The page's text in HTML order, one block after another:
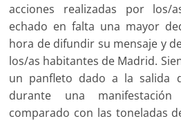
acciones realizadas por los/
echado en falta una mayor
hora de difundir su mensaje y
los/as habitantes de Madrid.
un panfleto dado a la salida
durante una
comparado con las toneladas